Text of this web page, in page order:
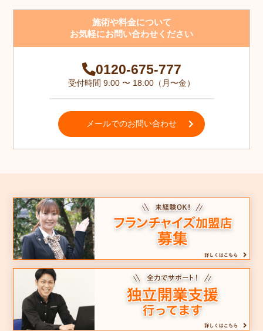
施術や料金について
お気軽にお問い合わせください
0120-675-777
受付時間 9:00 〜 18:00（月〜金）
メールでのお問い合わせ